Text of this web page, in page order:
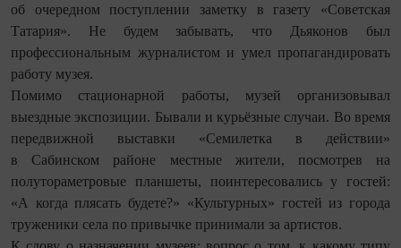
об очередном поступлении заметку в газету «Советская
Татария». Не будем забывать, что Дьяконов был
профессиональным журналистом и умел пропагандировать
работу музея.
Помимо стационарной работы, музей организовывал
выездные экспозиции. Бывали и курьёзные случаи. Во время
передвижной выставки «Семилетка в действии»
в Сабинском районе местные жители, посмотрев на
полутораметровые планшеты, поинтересовались у гостей:
«А когда плясать будете?» «Культурных» гостей из города
труженики села по привычке принимали за артистов.